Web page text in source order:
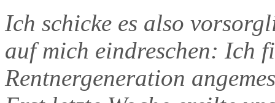
Ich schicke es also
auf mich eindreschen: Ich
Rentnergeneration